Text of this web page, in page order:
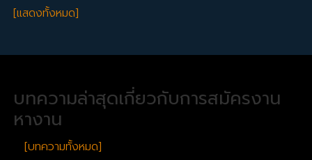
[แสดงทั้งหมด]
บทความล่าสุดเกี่ยวกับการสมัครงาน
หางาน
[บทความทั้งหมด]